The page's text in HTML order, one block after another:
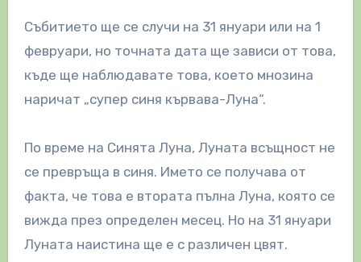
Събитието ще се случи на 31 януари или на 1
февруари, но точната дата ще зависи от това,
къде ще наблюдавате това, което мнозина
наричат „супер синя кървава-Луна“.
По време на Синята Луна, Луната всъщност не
се превръща в синя. Името се получава от
факта, че това е втората пълна Луна, която се
вижда през определен месец. Но на 31 януари
Луната наистина ще е с различен цвят.